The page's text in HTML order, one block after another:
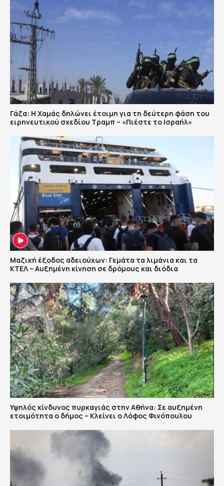
Γάζα: Η Χαμάς δηλώνει έτοιμη για τη δεύτερη φάση του
ειρηνευτικού σχεδίου Τραμπ – «Πιέστε το Ισραήλ»
Μαζική έξοδος αδειούχων: Γεμάτα τα λιμάνια και τα
ΚΤΕΛ – Αυξημένη κίνηση σε δρόμους και διόδια
Υψηλός κίνδυνος πυρκαγιάς στην Αθήνα: Σε αυξημένη
ετοιμότητα ο δήμος – Κλείνει ο Λόφος Φινόπουλου